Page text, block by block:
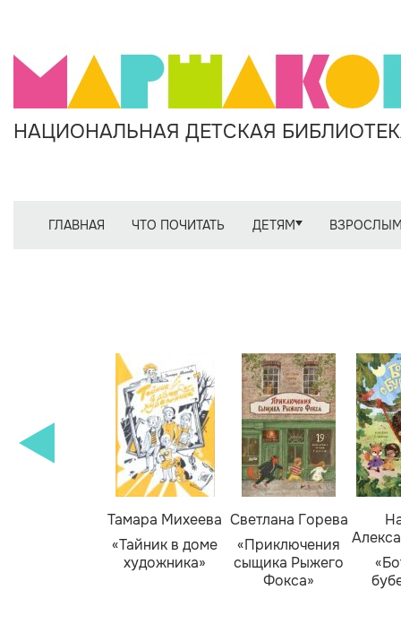
НАЦИОНАЛЬНАЯ ДЕТСКАЯ
ГЛАВНАЯ ЧТО ПОЧИТАТЬ ДЕТЯМ
Тамара Михеева
«Тайник в доме
художника»
Светлана Горева
«Приключения
сыщика Рыжего
Фокса»